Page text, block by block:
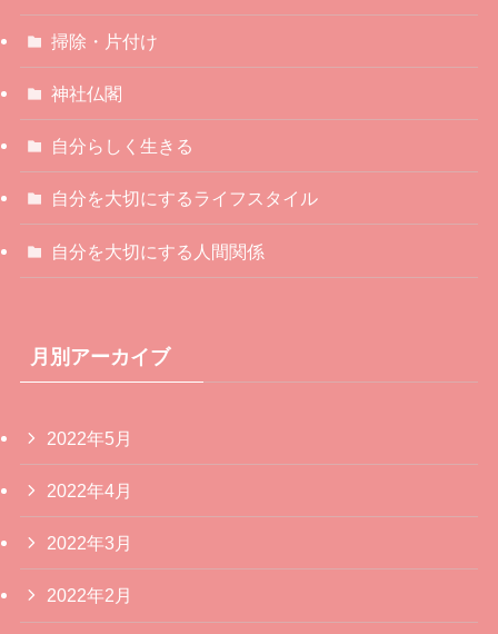
掃除・片付け
神社仏閣
自分らしく生きる
自分を大切にするライフスタイル
自分を大切にする人間関係
月別アーカイブ
2022年5月
2022年4月
2022年3月
2022年2月